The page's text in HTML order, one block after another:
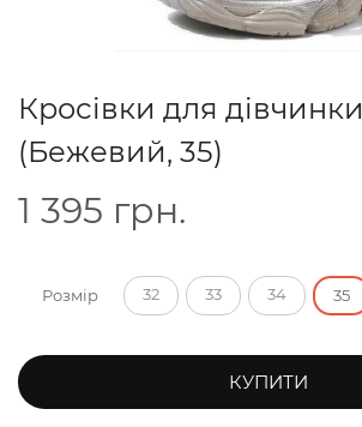
Кросівки для дівчинки
(Бежевий, 35)
1 395 грн.
Розмір 32 33 34 35
КУПИТИ